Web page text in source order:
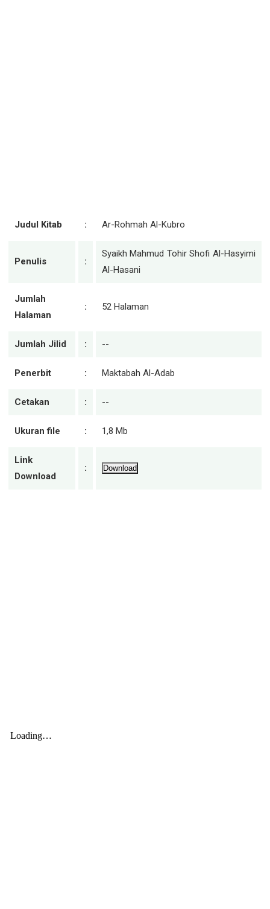
Judul Kitab : Ar-Rohmah Al-Kubro
Penulis :
Syaikh Mahmud Tohir Shofi Al-Hasyimi
Al-Hasani
Jumlah
Halaman
: 52 Halaman
Jumlah Jilid : --
Penerbit : Maktabah Al-Adab
Cetakan : --
Ukuran file : 1,8 Mb
Link
Download
: Download